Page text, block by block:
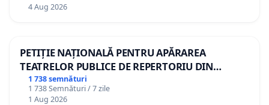
4 Aug 2026
PETIȚIE NAȚIONALĂ PENTRU APĂRAREA
TEATRELOR PUBLICE DE REPERTORIU DIN
ROMÂNIA
1 738 semnături
1 738 Semnături / 7 zile
1 Aug 2026